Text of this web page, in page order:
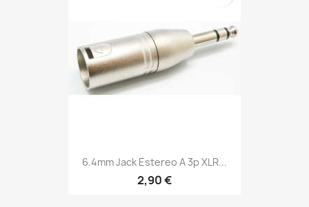
6.4mm Jack Estereo A 3p XLR...
2,90 €